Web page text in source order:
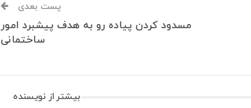
پست بعدی
مسدود کردن پیاده رو به هدف پیشبرد امور
ساختمانی
بیشتر از نویسنده